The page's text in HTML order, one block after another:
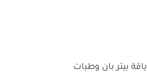
بيتر بان وطيات